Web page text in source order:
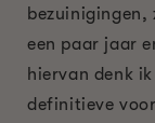
bezuinigingen,
een paar jaar
hiervan denk
definitieve